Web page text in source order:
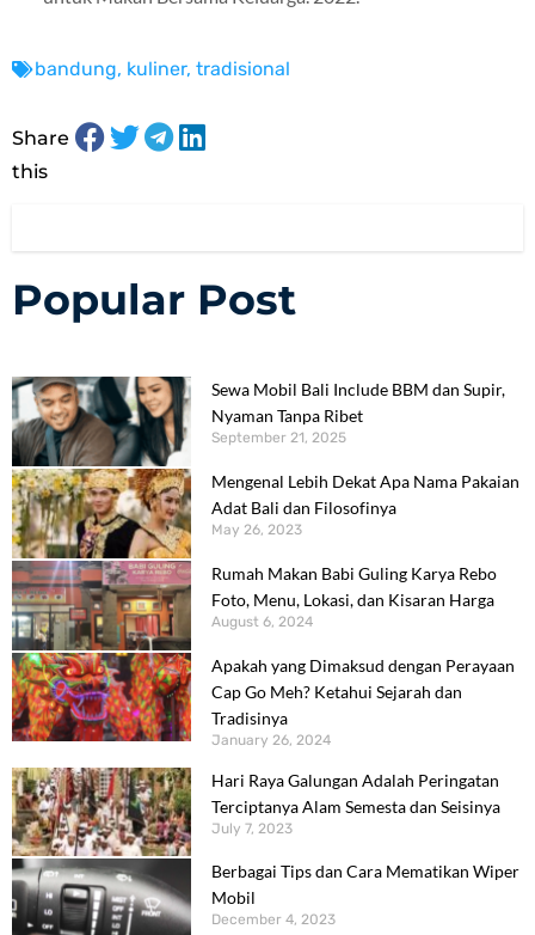
bandung, kuliner, tradisional
Share
this
Popular Post
Sewa Mobil Bali Include BBM dan Supir,
Nyaman Tanpa Ribet
September 21, 2025
Mengenal Lebih Dekat Apa Nama Pakaian
Adat Bali dan Filosofinya
May 26, 2023
Rumah Makan Babi Guling Karya Rebo
Foto, Menu, Lokasi, dan Kisaran Harga
August 6, 2024
Apakah yang Dimaksud dengan Perayaan
Cap Go Meh? Ketahui Sejarah dan
Tradisinya
January 26, 2024
Hari Raya Galungan Adalah Peringatan
Terciptanya Alam Semesta dan Seisinya
July 7, 2023
Berbagai Tips dan Cara Mematikan Wiper
Mobil
December 4, 2023